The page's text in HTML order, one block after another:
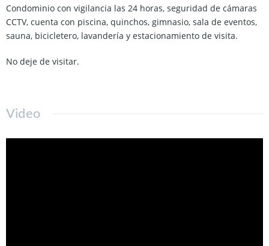
Condominio con vigilancia las 24 horas, seguridad de cámaras
CCTV, cuenta con piscina, quinchos, gimnasio, sala de eventos,
sauna, bicicletero, lavandería y estacionamiento de visita.
No deje de visitar.
Video